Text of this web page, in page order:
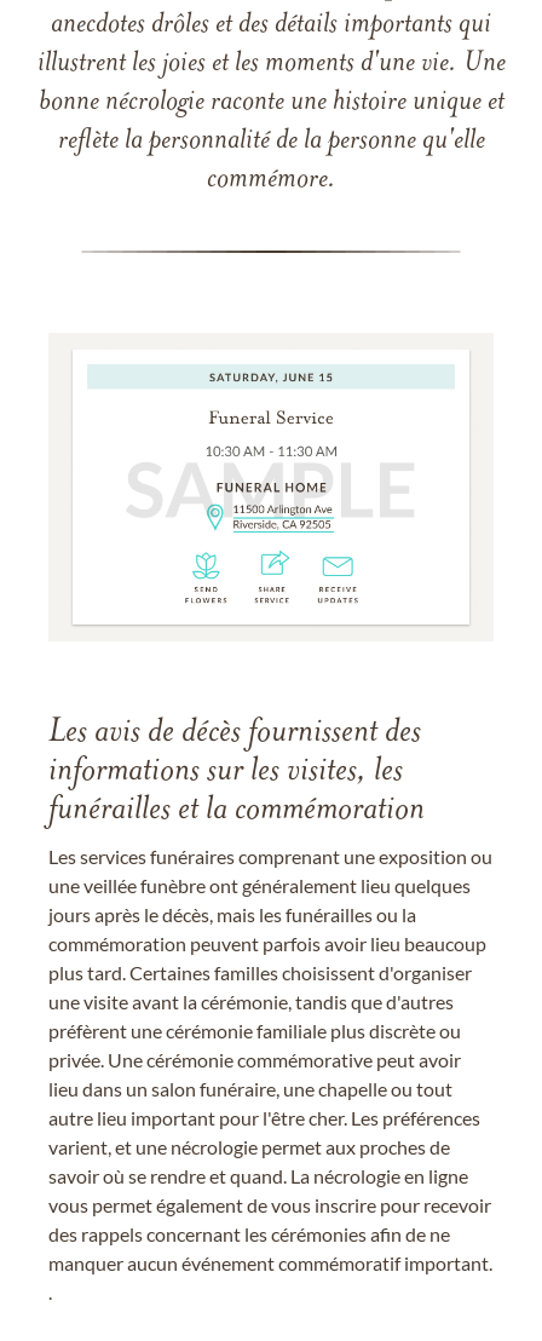
anecdotes drôles et des détails importants qui
illustrent les joies et les moments d'une vie. Une
bonne nécrologie raconte une histoire unique et
reflète la personnalité de la personne qu'elle
commémore.
Les avis de décès fournissent des
informations sur les visites, les
funérailles et la commémoration
Les services funéraires comprenant une exposition ou
une veillée funèbre ont généralement lieu quelques
jours après le décès, mais les funérailles ou la
commémoration peuvent parfois avoir lieu beaucoup
plus tard. Certaines familles choisissent d'organiser
une visite avant la cérémonie, tandis que d'autres
préfèrent une cérémonie familiale plus discrète ou
privée. Une cérémonie commémorative peut avoir
lieu dans un salon funéraire, une chapelle ou tout
autre lieu important pour l'être cher. Les préférences
varient, et une nécrologie permet aux proches de
savoir où se rendre et quand. La nécrologie en ligne
vous permet également de vous inscrire pour recevoir
des rappels concernant les cérémonies afin de ne
manquer aucun événement commémoratif important.